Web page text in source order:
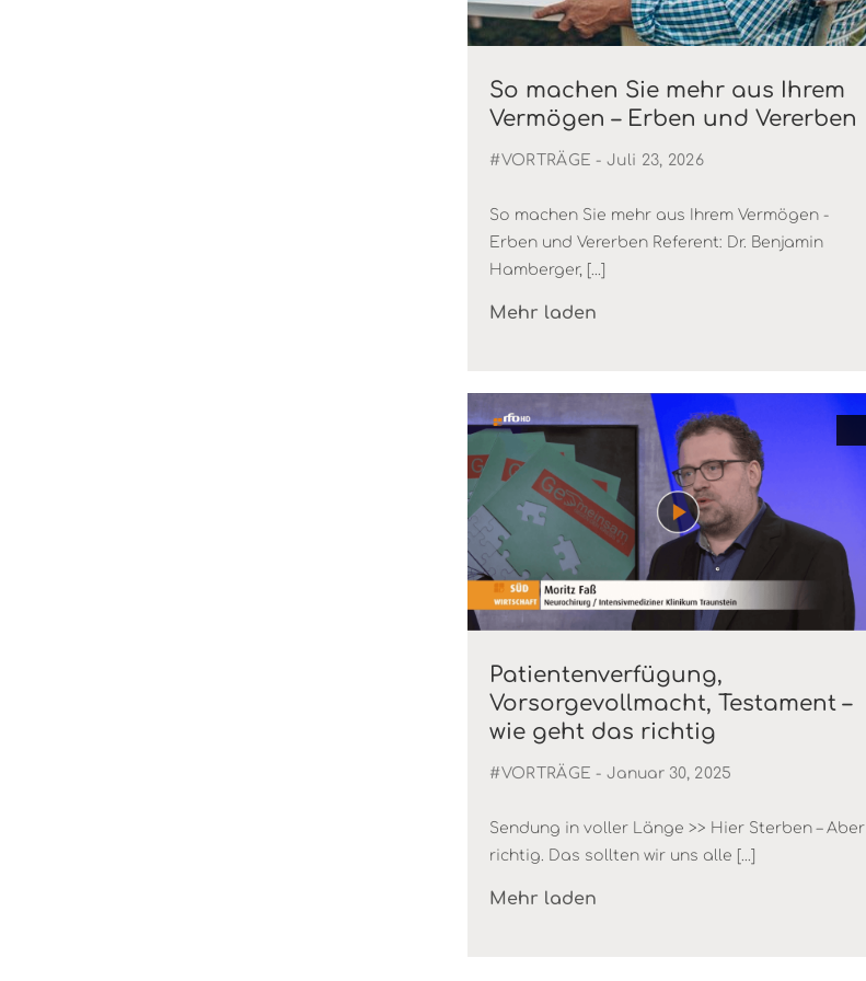
So machen Sie mehr aus Ihrem
Vermögen – Erben und Vererben
#VORTRÄGE - Juli 23, 2026
So machen Sie mehr aus Ihrem Vermögen -
Erben und Vererben Referent: Dr. Benjamin
Hamberger, [...]
Mehr laden
Patientenverfügung,
Vorsorgevollmacht, Testament –
wie geht das richtig
#VORTRÄGE - Januar 30, 2025
Sendung in voller Länge >> Hier Sterben – Aber
richtig. Das sollten wir uns alle [...]
Mehr laden